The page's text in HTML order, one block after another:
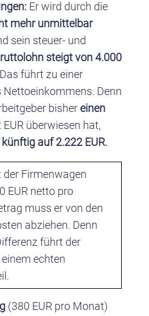
Er wird durch die
mehr unmittelbar
sein steuer- und
steigt von 4.000
Das führt zu einer
Denn
bishereinen
überwiesen hat,
auf 2.222 EUR.
der Firmenwagen
EUR netto pro
muss er von den
abziehen. Denn
führt der
echten
(380 EUR pro Monat)